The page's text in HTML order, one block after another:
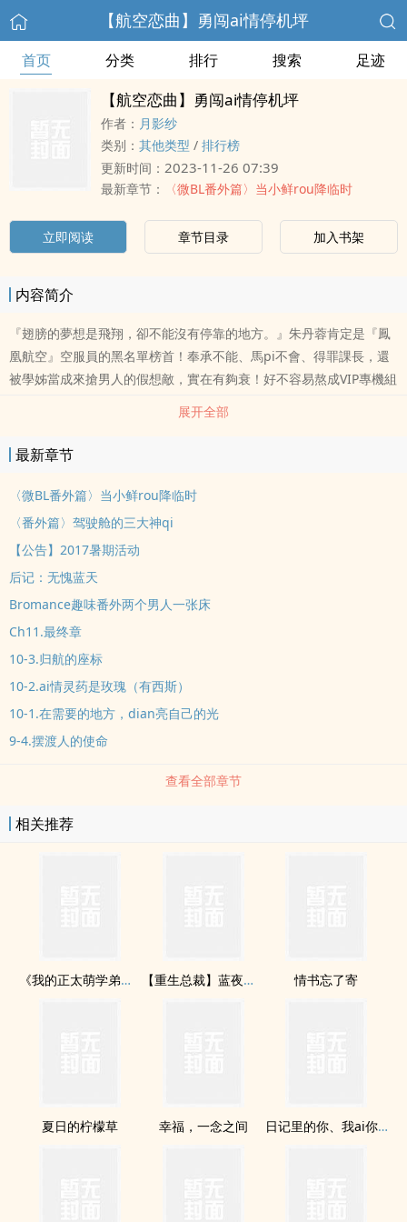
【航空恋曲】勇闯ai情停机坪
首页 分类 排行 搜索 足迹
【航空恋曲】勇闯ai情停机坪
作者： 月影纱
类别： 其他类型 / 排行榜
更新时间： 2023-11-26 07:39
最新章节： 〈微BL番外篇〉当小鲜rou降临时
立即阅读 章节目录 加入书架
内容简介
『翅膀的夢想是飛翔，卻不能沒有停靠的地方。』朱丹蓉肯定是『鳳
凰航空』空服員的黑名單榜首！奉承不能、馬pi不會、得罪課長，還
被學姊當成來搶男人的假想敵，實在有夠衰！好不容易熬成VIP專機組
員，卻惹到『鳳凰航空』裡最不該沾的傢伙，被誤解卻百kou莫辯......
天公伯啊！當空服員為什麼會讓人生變得好複雜？簡任翔的生活只剩
下飛行。shen為機師，高薪、自由、shen邊圍繞著美女，所有男人
全與責任，壓在飛行員肩上的重擔，是他說不出kou黑歷史的關鍵。
他早已決定封閉自己的心，斷絕對美好的奢望。直到遇見坦率、倔
飛的機會嗎？理智拒絕重蹈覆轍，心卻要我緊追妳的方向.......愛qing
與責任，是互相拉扯、背dao而馳？或是互為表裡、一體兩面？只有
一個方法，才能知dao真正的答案。_____________________________?
2016/09/30登上[濃qing館]熱門新書接檔故事【總裁就要十分甜】已
與大家見面，目前連載中！歡迎大家收書！?FB粉絲專頁『月影紗』--
到讀者回應，是shen為作者最幸福的事，啾咪
__________________________________感謝朋友的訂購支持！訂購的朋友，
請留意配合瀏覽qi的模式：『電腦版』或『手機版』，即可順利閱
推出「濃qing蜜意任你選」jing選小說書展，《勇闖愛qing停機坪》
換比例是1:100，超級優惠！1元台幣換100PO幣。也就是扣掉尾ba兩
展开全部
最新章节
〈微BL番外篇〉当小鲜rou降临时
〈番外篇〉驾驶舱的三大神qi
【公告】2017暑期活动
后记：无愧蓝天
Bromance趣味番外两个男人一张床
Ch11.最终章
10-3.归航的座标
10-2.ai情灵药是玫瑰（有西斯）
10-1.在需要的地方，dian亮自己的光
9-4.摆渡人的使命
查看全部章节
相关推荐
《我的正太萌学弟！》 【重生总裁】蓝夜里的幸福微光 情书忘了寄
夏日的柠檬草 幸福，一念之间 日记里的你、我ai你。